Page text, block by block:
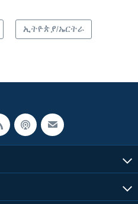
ኢትዮጵያ/ኤርትራ